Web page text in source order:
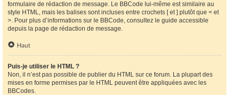
formulaire de rédaction de message. Le BBCode lui-même est similaire au
style HTML, mais les balises sont incluses entre crochets [ et ] plutôt que < et
>. Pour plus d’informations sur le BBCode, consultez le guide accessible
depuis la page de rédaction de message.
Haut
Puis-je utiliser le HTML ?
Non, il n’est pas possible de publier du HTML sur ce forum. La plupart des
mises en forme permises par le HTML peuvent être appliquées avec les
BBCodes.